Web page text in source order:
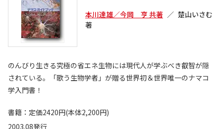
本川達雄／今岡 亨 共著
楚山いさむ
著
のんびり生きる究極の省エネ生物には現代人が学ぶべき叡智が隠
されている。「歌う生物学者」が贈る世界初＆世界唯一のナマコ
学入門書！
書籍：定価2420円(本体2,200円)
2003.08発行